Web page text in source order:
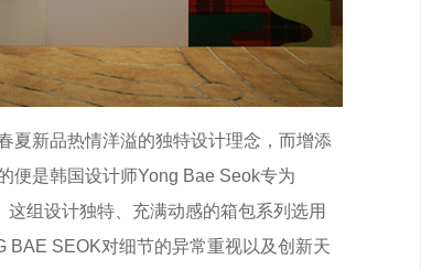
夏新品热情洋溢的独特设计理念，而增添
便是韩国设计师Yong Bae Seok专为
组设计独特、充满动感的箱包系列选用
BAE SEOK对细节的异常重视以及创新天